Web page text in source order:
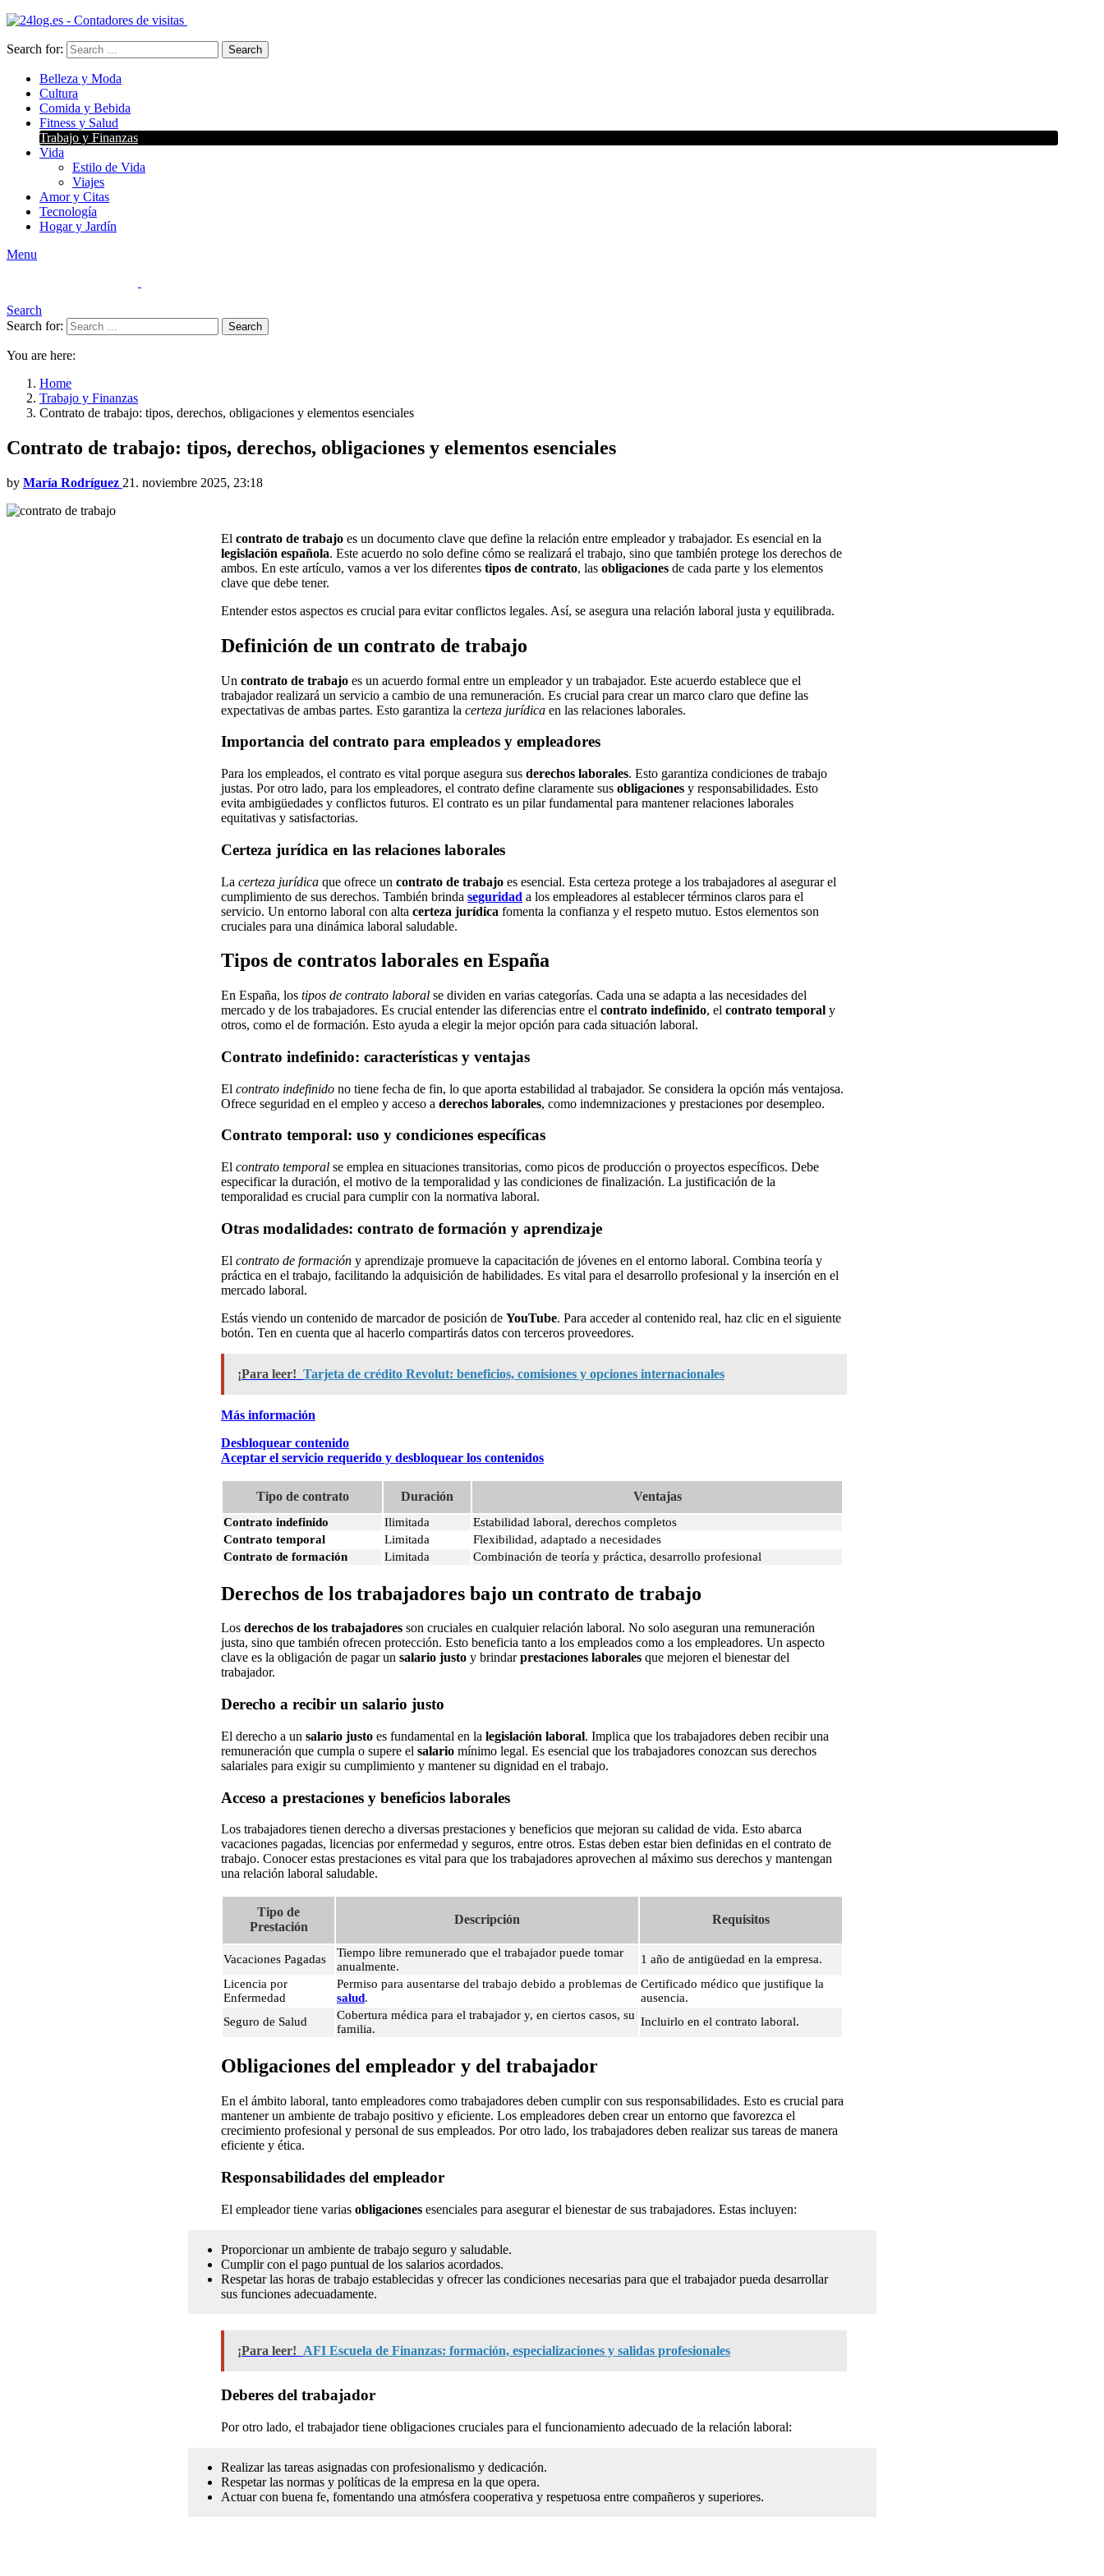
Search for: Search
Belleza y Moda
Cultura
Comida y Bebida
Fitness y Salud
Trabajo y Finanzas
Vida
Estilo de Vida
Viajes
Amor y Citas
Tecnología
Hogar y Jardín
Menu
Search
Search for:
Search
You are here:
Home
Trabajo y Finanzas
Contrato de trabajo: tipos, derechos, obligaciones y elementos esenciales
Contrato de trabajo: tipos, derechos, obligaciones y elementos esenciales
by María Rodríguez 21. noviembre 2025, 23:18
El contrato de trabajo es un documento clave que define la relación entre empleador y trabajador. Es esencial en la
legislación española. Este acuerdo no solo define cómo se realizará el trabajo, sino que también protege los derechos de
ambos. En este artículo, vamos a ver los diferentes tipos de contrato, las obligaciones de cada parte y los elementos
clave que debe tener.
Entender estos aspectos es crucial para evitar conflictos legales. Así, se asegura una relación laboral justa y equilibrada.
Definición de un contrato de trabajo
Un contrato de trabajo es un acuerdo formal entre un empleador y un trabajador. Este acuerdo establece que el
trabajador realizará un servicio a cambio de una remuneración. Es crucial para crear un marco claro que define las
expectativas de ambas partes. Esto garantiza la certeza jurídica en las relaciones laborales.
Importancia del contrato para empleados y empleadores
Para los empleados, el contrato es vital porque asegura sus derechos laborales. Esto garantiza condiciones de trabajo
justas. Por otro lado, para los empleadores, el contrato define claramente sus obligaciones y responsabilidades. Esto
evita ambigüedades y conflictos futuros. El contrato es un pilar fundamental para mantener relaciones laborales
equitativas y satisfactorias.
Certeza jurídica en las relaciones laborales
La certeza jurídica que ofrece un contrato de trabajo es esencial. Esta certeza protege a los trabajadores al asegurar el
cumplimiento de sus derechos. También brinda seguridad a los empleadores al establecer términos claros para el
servicio. Un entorno laboral con alta certeza jurídica fomenta la confianza y el respeto mutuo. Estos elementos son
cruciales para una dinámica laboral saludable.
Tipos de contratos laborales en España
En España, los tipos de contrato laboral se dividen en varias categorías. Cada una se adapta a las necesidades del
mercado y de los trabajadores. Es crucial entender las diferencias entre el contrato indefinido, el contrato temporal y
otros, como el de formación. Esto ayuda a elegir la mejor opción para cada situación laboral.
Contrato indefinido: características y ventajas
El contrato indefinido no tiene fecha de fin, lo que aporta estabilidad al trabajador. Se considera la opción más ventajosa.
Ofrece seguridad en el empleo y acceso a derechos laborales, como indemnizaciones y prestaciones por desempleo.
Contrato temporal: uso y condiciones específicas
El contrato temporal se emplea en situaciones transitorias, como picos de producción o proyectos específicos. Debe
especificar la duración, el motivo de la temporalidad y las condiciones de finalización. La justificación de la
temporalidad es crucial para cumplir con la normativa laboral.
Otras modalidades: contrato de formación y aprendizaje
El contrato de formación y aprendizaje promueve la capacitación de jóvenes en el entorno laboral. Combina teoría y
práctica en el trabajo, facilitando la adquisición de habilidades. Es vital para el desarrollo profesional y la inserción en el
mercado laboral.
Estás viendo un contenido de marcador de posición de YouTube. Para acceder al contenido real, haz clic en el siguiente
botón. Ten en cuenta que al hacerlo compartirás datos con terceros proveedores.
¡Para leer! Tarjeta de crédito Revolut: beneficios, comisiones y opciones internacionales
Más información
Desbloquear contenido
Aceptar el servicio requerido y desbloquear los contenidos
Tipo de contrato Duración Ventajas
Contrato indefinido Ilimitada
Estabilidad laboral, derechos completos
Contrato temporal
Limitada
Flexibilidad, adaptado a necesidades
Contrato de formación
Limitada Combinación de teoría y práctica, desarrollo profesional
Derechos de los trabajadores bajo un contrato de trabajo
Los derechos de los trabajadores son cruciales en cualquier relación laboral. No solo aseguran una remuneración
justa, sino que también ofrecen protección. Esto beneficia tanto a los empleados como a los empleadores. Un aspecto
clave es la obligación de pagar un salario justo y brindarprestaciones laborales que mejoren el bienestar del
trabajador.
Derecho a recibir un salario justo
El derecho a un salario justo es fundamental en la legislación laboral. Implica que los trabajadores deben recibir una
remuneración que cumpla o supere el salario mínimo legal. Es esencial que los trabajadores conozcan sus derechos
salariales para exigir su cumplimiento y mantener su dignidad en el trabajo.
Acceso a prestaciones y beneficios laborales
Los trabajadores tienen derecho a diversas prestaciones y beneficios que mejoran su calidad de vida. Esto abarca
vacaciones pagadas, licencias por enfermedad y seguros, entre otros. Estas deben estar bien definidas en el contrato de
trabajo. Conocer estas prestaciones es vital para que los trabajadores aprovechen al máximo sus derechos y mantengan
una relación laboral saludable.
Tipo de
Prestación
Descripción Requisitos
Vacaciones Pagadas
Tiempo libre remunerado que el trabajador puede tomar
anualmente.
1 año de antigüedad en la empresa.
Licencia por
Enfermedad
Permiso para ausentarse del trabajo debido a problemas de
salud.
Certificado médico que justifique la
ausencia.
Seguro de Salud
Cobertura médica para el trabajador y, en ciertos casos, su
familia.
Incluirlo en el contrato laboral.
Obligaciones del empleador y del trabajador
En el ámbito laboral, tanto empleadores como trabajadores deben cumplir con sus responsabilidades. Esto es crucial para
mantener un ambiente de trabajo positivo y eficiente. Los empleadores deben crear un entorno que favorezca el
crecimiento profesional y personal de sus empleados. Por otro lado, los trabajadores deben realizar sus tareas de manera
eficiente y ética.
Responsabilidades del empleador
El empleador tiene varias obligaciones esenciales para asegurar el bienestar de sus trabajadores. Estas incluyen:
Proporcionar un ambiente de trabajo seguro y saludable.
Cumplir con el pago puntual de los salarios acordados.
Respetar las horas de trabajo establecidas y ofrecer las condiciones necesarias para que el trabajador pueda desarrollar
sus funciones adecuadamente.
¡Para leer! AFI Escuela de Finanzas: formación, especializaciones y salidas profesionales
Deberes del trabajador
Por otro lado, el trabajador tiene obligaciones cruciales para el funcionamiento adecuado de la relación laboral:
Realizar las tareas asignadas con profesionalismo y dedicación.
Respetar las normas y políticas de la empresa en la que opera.
Actuar con buena fe, fomentando una atmósfera cooperativa y respetuosa entre compañeros y superiores.